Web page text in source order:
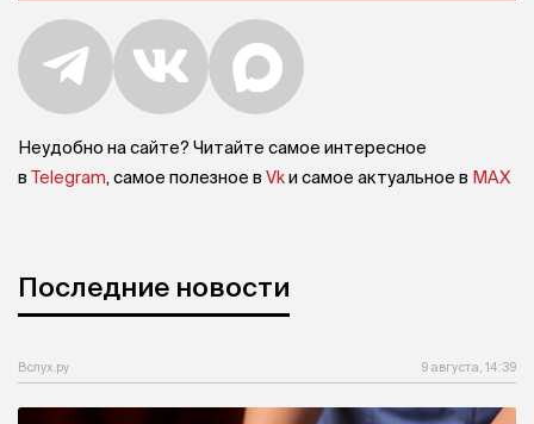
Неудобно на сайте? Читайте самое интересное
в Telegram, самое полезное в Vkи самое актуальное в MAX
Последние новости
Вслух.ру 9 августа, 14:39